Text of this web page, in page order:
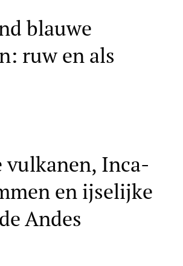
blauwe
ruw en als
vulkanen, Inca-
en ijselijke
Andes